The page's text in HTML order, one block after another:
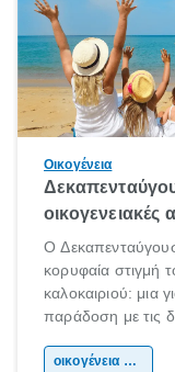
Οικογένεια
οικογενειακές
Ο
κορυφαία στιγμή
καλοκαιριού: μια
παράδοση με τις
χώρας. Είτεοικογένεια & παιδί